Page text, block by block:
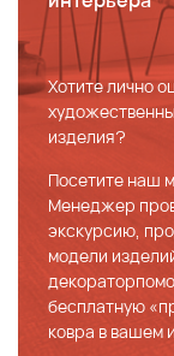
Хотите лично
изделия?
Посетите наш
Менеджер
экскурсию,
модели
бесплатную
ковра в вашем